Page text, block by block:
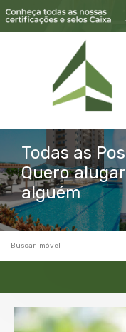
Todas as
Quero
alguém
Buscar Imóvel